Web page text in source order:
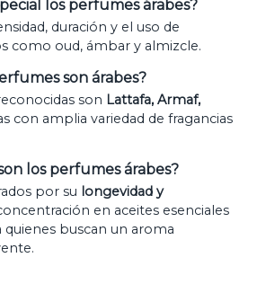
los perfumes árabes?
duración y el uso de
como oud, ámbar y almizcle.
son árabes?
son Lattafa, Armaf,
con amplia variedad de fragancias
los perfumes árabes?
por su longevidad y
en aceites esenciales
quienes buscan un aroma